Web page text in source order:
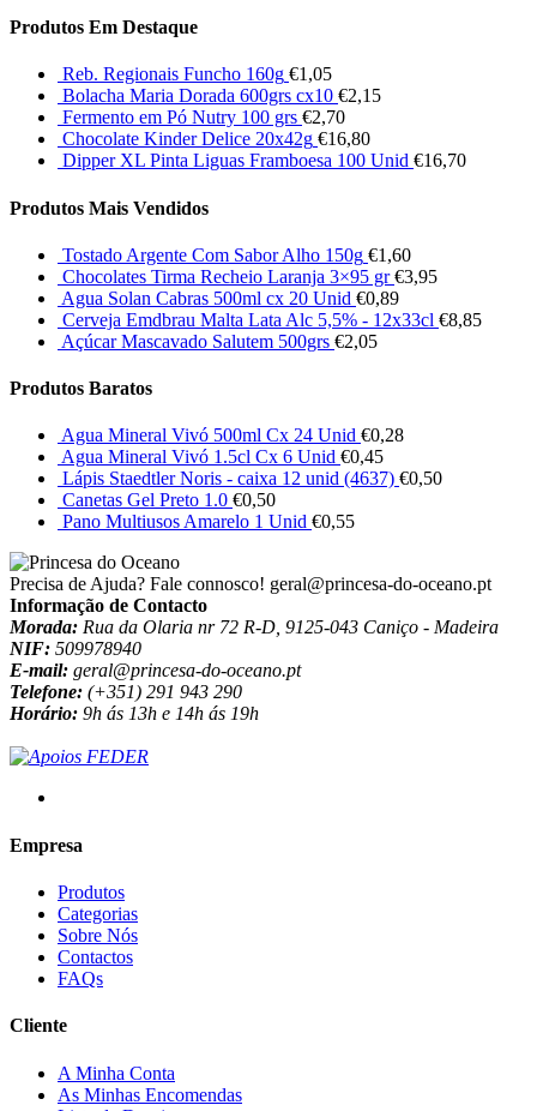
Produtos Em Destaque
Reb. Regionais Funcho 160g €1,05
Bolacha Maria Dorada 600grs cx10 €2,15
Fermento em Pó Nutry 100 grs €2,70
Chocolate Kinder Delice 20x42g €16,80
Dipper XL Pinta Liguas Framboesa 100 Unid €16,70
Produtos Mais Vendidos
Tostado Argente Com Sabor Alho 150g €1,60
Chocolates Tirma Recheio Laranja 3×95 gr €3,95
Agua Solan Cabras 500ml cx 20 Unid €0,89
Cerveja Emdbrau Malta Lata Alc 5,5% - 12x33cl €8,85
Açúcar Mascavado Salutem 500grs €2,05
Produtos Baratos
Agua Mineral Vivó 500ml Cx 24 Unid €0,28
Agua Mineral Vivó 1.5cl Cx 6 Unid €0,45
Lápis Staedtler Noris - caixa 12 unid (4637) €0,50
Canetas Gel Preto 1.0 €0,50
Pano Multiusos Amarelo 1 Unid €0,55
Precisa de Ajuda? Fale connosco! geral@princesa-do-oceano.pt
Informação de Contacto
Morada: Rua da Olaria nr 72 R-D, 9125-043 Caniço - Madeira
NIF: 509978940
E-mail: geral@princesa-do-oceano.pt
Telefone: (+351) 291 943 290
Horário: 9h ás 13h e 14h ás 19h
Empresa
Produtos
Categorias
Sobre Nós
Contactos
FAQs
Cliente
A Minha Conta
As Minhas Encomendas